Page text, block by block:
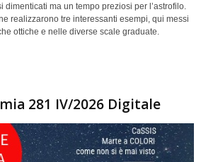
dimenticati ma un tempo preziosi per l’astrofilo.
realizzarono tre interessanti esempi, qui messi
ottiche e nelle diverse scale graduate.
281 IV/2026 Digitale